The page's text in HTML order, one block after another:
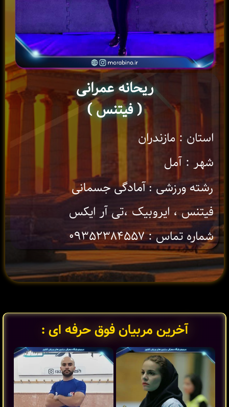
ریحانه عمرانی
( فیتنس )
استان : مازندران
شهر : آمل
رشته ورزشی : آمادگی جسمانی
فیتنس ، ایروبیک ،تی آر ایکس
شماره تماس : ۰۹۳۵۲۳۸۴۵۵۷
آخرین مربیان فوق حرفه ای :